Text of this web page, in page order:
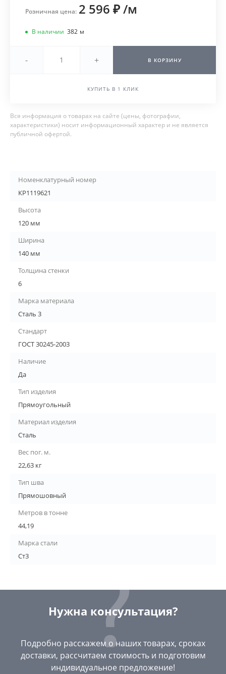
Розничная цена: 2 596 ₽/м
В наличии 382 м
- + В КОРЗИНУ
КУПИТЬ В 1 КЛИК
Вся информация о товарах на сайте (цены, фотографии,
характеристики) носит информационный характер и не является
публичной офертой.
Номенклатурный номер
КР1119621
Высота
120 мм
Ширина
140 мм
Толщина стенки
6
Марка материала
Сталь 3
Стандарт
ГОСТ 30245-2003
Наличие
Да
Тип изделия
Прямоугольный
Материал изделия
Сталь
Вес пог. м.
22,63 кг
Тип шва
Прямошовный
Метров в тонне
44,19
Марка стали
Ст3
Нужна консультация?
Подробно расскажем о наших товарах, сроках
доставки, рассчитаем стоимость и подготовим
индивидуальное предложение!